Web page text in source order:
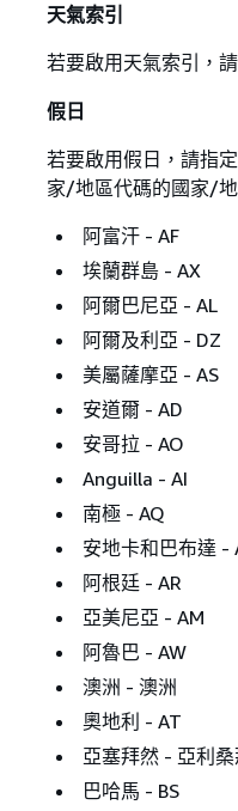
天氣索引
若要啟用天氣索引，
假日
若要啟用假日，請指
家/地區代碼的國家/地
阿富汗 - AF
埃蘭群島 - AX
阿爾巴尼亞 - AL
阿爾及利亞 - DZ
美屬薩摩亞 - AS
安道爾 - AD
安哥拉 - AO
Anguilla - AI
南極 - AQ
安地卡和巴布達 -
阿根廷 - AR
亞美尼亞 - AM
阿魯巴 - AW
澳洲 - 澳洲
奧地利 - AT
亞塞拜然 - 亞利桑
巴哈馬 - BS